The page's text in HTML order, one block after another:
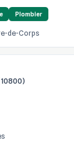
Plombier
de-Corps